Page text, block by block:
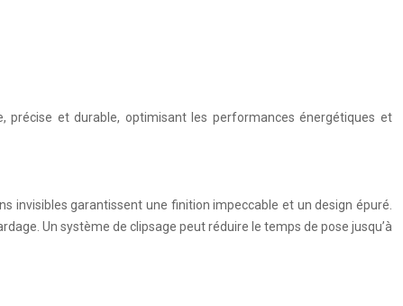
précise et durable, optimisant les performances énergétiques et
invisibles garantissent une finition impeccable et un design épuré.
Un système de clipsage peut réduire le temps de pose jusqu’à